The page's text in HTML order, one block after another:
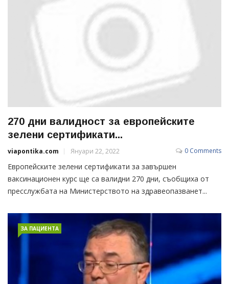
270 дни валидност за европейските
зелени сертификати...
viapontika.com Януари 22, 2022 0 Comments
Европейските зелени сертификати за завършен
ваксинационен курс ще са валидни 270 дни, съобщиха от
пресслужбата на Министерството на здравеопазванет...
ЗА ПАЦИЕНТА